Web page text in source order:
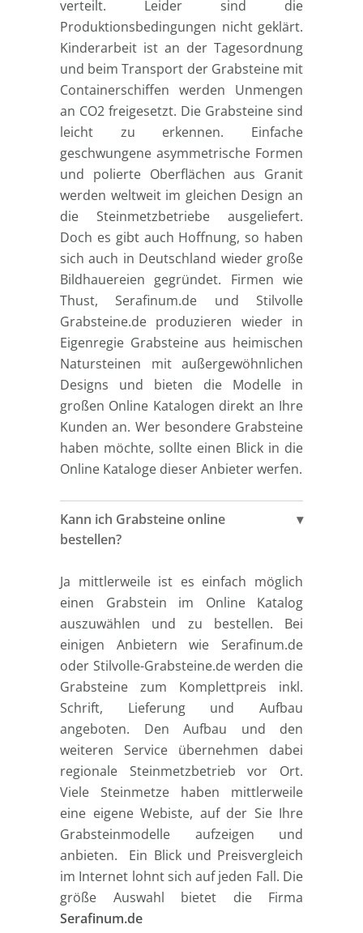
verteilt. Leider sind die
Produktionsbedingungen nicht geklärt.
Kinderarbeit ist an der Tagesordnung
und beim Transport der Grabsteine mit
Containerschiffen werden Unmengen
an CO2 freigesetzt. Die Grabsteine sind
leicht zu erkennen. Einfache
geschwungene asymmetrische Formen
und polierte Oberflächen aus Granit
werden weltweit im gleichen Design an
die Steinmetzbetriebe ausgeliefert.
Doch es gibt auch Hoffnung, so haben
sich auch in Deutschland wieder große
Bildhauereien gegründet. Firmen wie
Thust, Serafinum.de und Stilvolle
Grabsteine.de produzieren wieder in
Eigenregie Grabsteine aus heimischen
Natursteinen mit außergewöhnlichen
Designs und bieten die Modelle in
großen Online Katalogen direkt an Ihre
Kunden an. Wer besondere Grabsteine
haben möchte, sollte einen Blick in die
Online Kataloge dieser Anbieter werfen.
Kann ich Grabsteine online
bestellen?
Ja mittlerweile ist es einfach möglich
einen Grabstein im Online Katalog
auszuwählen und zu bestellen. Bei
einigen Anbietern wie Serafinum.de
oder Stilvolle-Grabsteine.de werden die
Grabsteine zum Komplettpreis inkl.
Schrift, Lieferung und Aufbau
angeboten. Den Aufbau und den
weiteren Service übernehmen dabei
regionale Steinmetzbetrieb vor Ort.
Viele Steinmetze haben mittlerweile
eine eigene Webiste, auf der Sie Ihre
Grabsteinmodelle aufzeigen und
anbieten. Ein Blick und Preisvergleich
im Internet lohnt sich auf jeden Fall. Die
größe Auswahl bietet die Firma
Serafinum.de